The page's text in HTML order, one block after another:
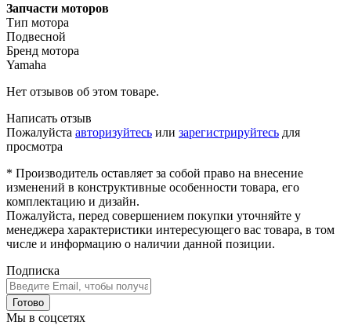
Запчасти моторов
Тип мотора
Подвесной
Бренд мотора
Yamaha
Нет отзывов об этом товаре.
Написать отзыв
Пожалуйста авторизуйтесь или зарегистрируйтесь для
просмотра
* Производитель оставляет за собой право на внесение
изменений в конструктивные особенности товара, его
комплектацию и дизайн.
Пожалуйста, перед совершением покупки уточняйте у
менеджера характеристики интересующего вас товара, в том
числе и информацию о наличии данной позиции.
Подписка
Готово
Мы в соцсетях